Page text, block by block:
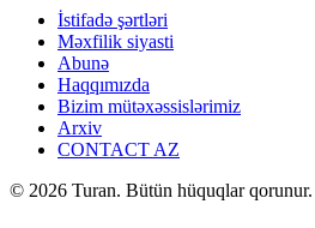
İstifadə şərtləri
Məxfilik siyasti
Abunə
Haqqımızda
Bizim mütəxəssislərimiz
Arxiv
CONTACT AZ
© 2026 Turan. Bütün hüquqlar qorunur.